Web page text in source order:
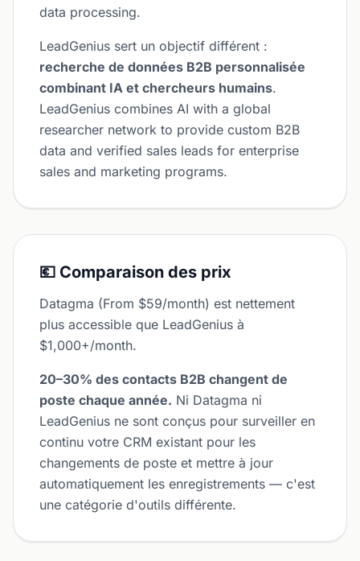
data processing.
LeadGenius sert un objectif différent :
recherche de données B2B personnalisée
combinant IA et chercheurs humains.
LeadGenius combines AI with a global
researcher network to provide custom B2B
data and verified sales leads for enterprise
sales and marketing programs.
💶 Comparaison des prix
Datagma (From $59/month) est nettement
plus accessible que LeadGenius à
$1,000+/month.
20–30% des contacts B2B changent de
poste chaque année. Ni Datagma ni
LeadGenius ne sont conçus pour surveiller en
continu votre CRM existant pour les
changements de poste et mettre à jour
automatiquement les enregistrements — c'est
une catégorie d'outils différente.